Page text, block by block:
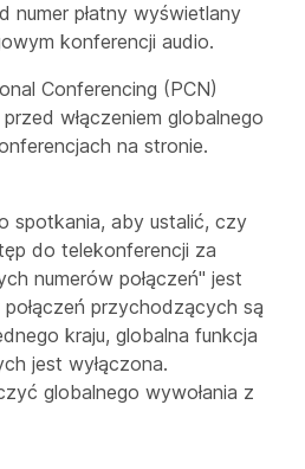
numer płatny wyświetlany
konferencji audio.
Conferencing (PCN)
włączeniem globalnego
na stronie.
spotkania, aby ustalić, czy
do telekonferencji za
numerów połączeń" jest
połączeń przychodzących są
kraju, globalna funkcja
jest wyłączona.
globalnego wywołania z